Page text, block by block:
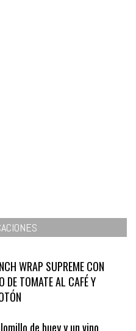
WRAP SUPREME CON
DE TOMATE AL CAFÉ Y
de buey y un vino